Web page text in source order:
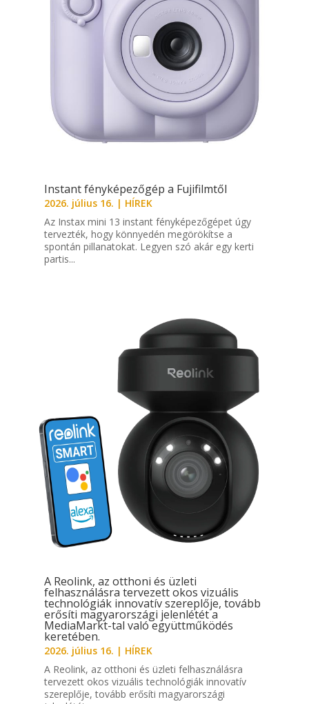
Instant fényképezőgép a Fujifilmtől
2026. július 16. | HÍREK
Az Instax mini 13 instant fényképezőgépet úgy
tervezték, hogy könnyedén megörökítse a
spontán pillanatokat. Legyen szó akár egy kerti
partis...
A Reolink, az otthoni és üzleti
felhasználásra tervezett okos vizuális
technológiák innovatív szereplője, tovább
erősíti magyarországi jelenlétét a
MediaMarkt-tal való együttműködés
keretében.
2026. július 16. | HÍREK
A Reolink, az otthoni és üzleti felhasználásra
tervezett okos vizuális technológiák innovatív
szereplője, tovább erősíti magyarországi